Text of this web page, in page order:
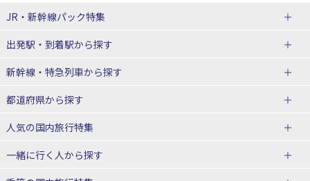
JR・新幹線パック特集
JR・新幹線＋ホテルパック
出張パック
出発駅・到着駅から探す
秋田⇔東京 新幹線パック
仙台→東京 新幹線パック
富山⇔東京 新幹線パック
東京→仙台 新幹線パック
新幹線・特急列車から探す
北海道新幹線 旅行
山形新幹線 旅行
東海道新幹線 旅行
都道府県から探す
北海道旅行・ツアー
人気の国内旅行特集
東京ディズニーリゾート®への旅
ユニバーサル・スタジオ・ジャパ
一緒に行く人から探す